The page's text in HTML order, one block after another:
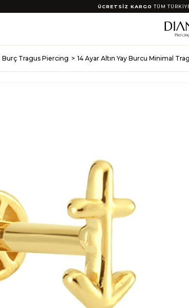
ÜCRETSİZ KARGO TÜM
Burç Tragus Piercing 14 Ayar Altın Yay Burcu Minimal